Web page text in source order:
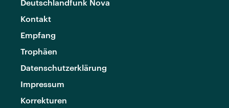
Deutschlandfunk Nova
Kontakt
Empfang
Trophäen
Datenschutzerklärung
Impressum
Korrekturen